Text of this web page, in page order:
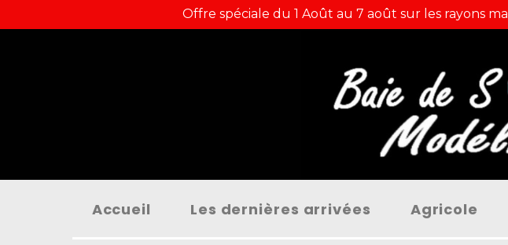
Offre spéciale du 1 Août au 7 août sur les rayons
Accueil Les dernières arrivées Agricole